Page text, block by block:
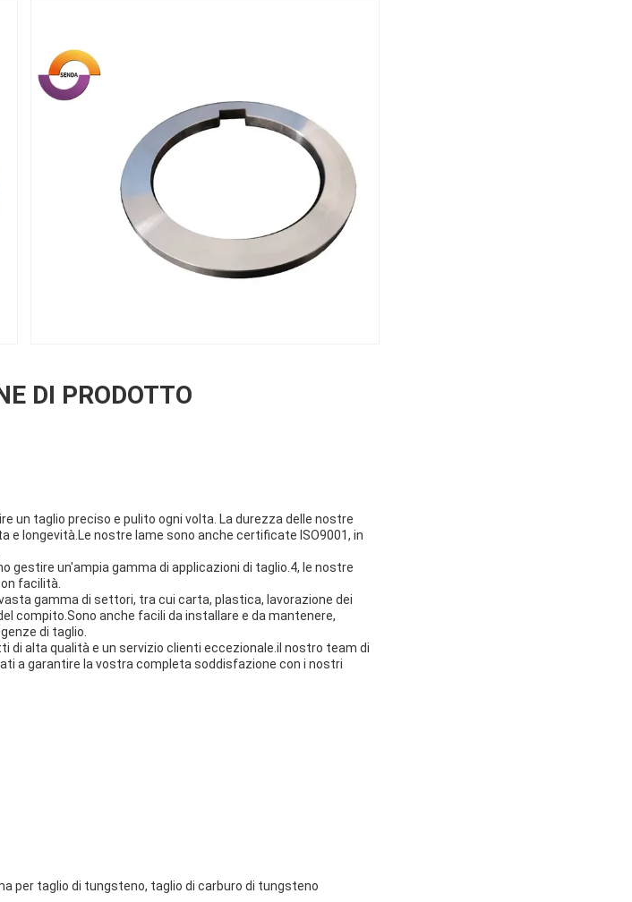
DI PRODOTTO
un taglio preciso e pulito ogni volta. La durezza delle nostre
e longevità.Le nostre lame sono anche certificate ISO9001, in
gestire un'ampia gamma di applicazioni di taglio.4, le nostre
facilità.
gamma di settori, tra cui carta, plastica, lavorazione dei
compito.Sono anche facili da installare e da mantenere,
di taglio.
di alta qualità e un servizio clienti eccezionale.il nostro team di
a garantire la vostra completa soddisfazione con i nostri
per taglio di tungsteno, taglio di carburo di tungsteno